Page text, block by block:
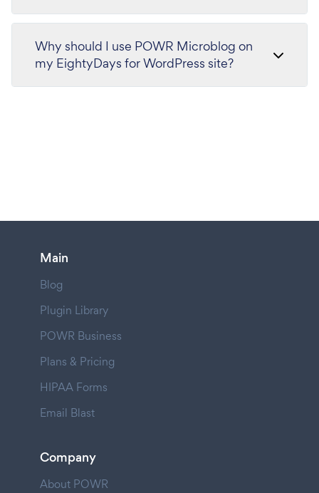
Why should I use POWR Microblog on
my EightyDays for WordPress site?
Main
Blog
Plugin Library
POWR Business
Plans & Pricing
HIPAA Forms
Email Blast
Company
About POWR